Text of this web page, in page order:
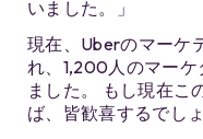
いました。」
現在、Uberのマーケ
れ、1,200人のマー
ました。 もし現在こ
ば、皆歓喜するでしょ